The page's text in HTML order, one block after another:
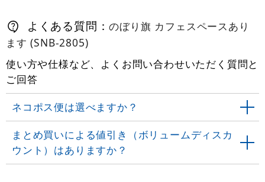
よくある質問：のぼり旗 カフェスペースあり
ます (SNB-2805)
使い方や仕様など、よくお問い合わせいただく質問と
ご回答
ネコポス便は選べますか？
まとめ買いによる値引き（ボリュームディスカ
ウント）はありますか？